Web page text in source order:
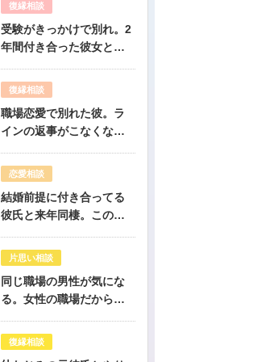
復縁相談
受験がきっかけで別れ。2
年間付き合った彼女と復
無料占い
復縁相談
職場恋愛で別れた彼。ラ
インの返事がこなくなっ
公開鑑定-無料占い
恋愛相談
結婚前提に付き合ってる
彼氏と来年同棲。このま
鑑定-無料占い
片思い相談
同じ職場の男性が気にな
る。女性の職場だから人
私のこと好き？-公開鑑定-
無料占い
復縁相談